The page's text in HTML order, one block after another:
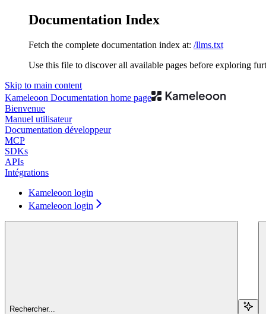
Documentation Index
Fetch the complete documentation index at: /llms.txt
Use this file to discover all available pages before exploring
Skip to main content
Kameleoon Documentation home page
Bienvenue
Manuel utilisateur
Documentation développeur
MCP
SDKs
APIs
Intégrations
Kameleoon login
Kameleoon login
Rechercher...